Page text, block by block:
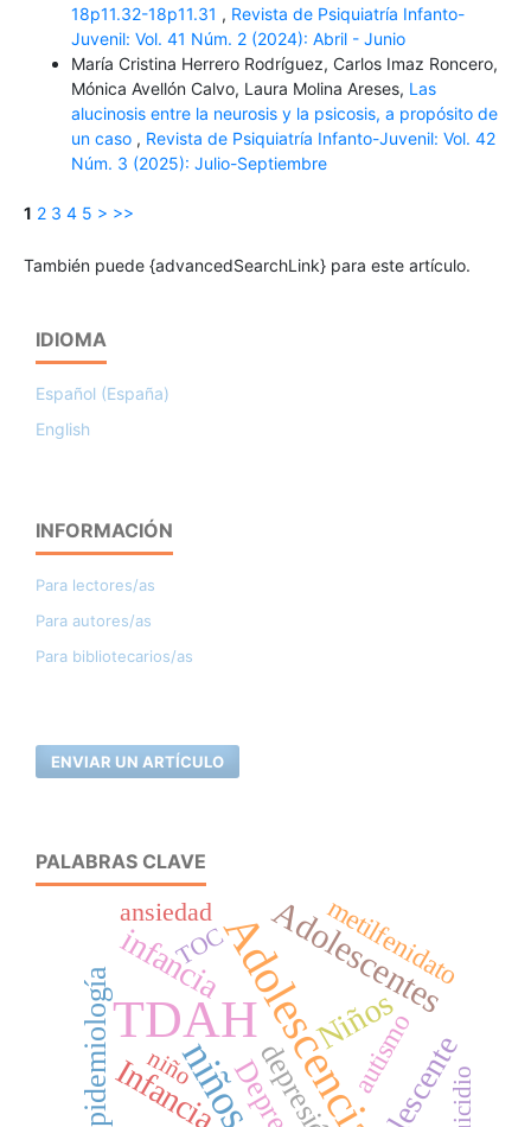
18p11.32-18p11.31 , Revista de Psiquiatría Infanto-
Juvenil: Vol. 41 Núm. 2 (2024): Abril - Junio
María Cristina Herrero Rodríguez, Carlos Imaz Roncero,
Mónica Avellón Calvo, Laura Molina Areses, Las
alucinosis entre la neurosis y la psicosis, a propósito de
un caso , Revista de Psiquiatría Infanto-Juvenil: Vol. 42
Núm. 3 (2025): Julio-Septiembre
1 2 3 4 5 > >>
También puede {advancedSearchLink} para este artículo.
IDIOMA
Español (España)
English
INFORMACIÓN
Para lectores/as
Para autores/as
Para bibliotecarios/as
ENVIAR UN ARTÍCULO
PALABRAS CLAVE
TDAHAdolescencia
niños
Adolescentes
Infancia
Niños
infancia
Epidemiología depresiónautismo
metilfenidato
ansiedad
TOC
suicidio
niño